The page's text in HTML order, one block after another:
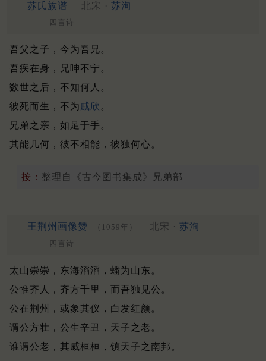
苏氏族谱 北宋 · 苏洵
四言诗
吾父之子，今为吾兄。
吾疾在身，兄呻不宁。
数世之后，不知何人。
彼死而生，不为 戚欣 。
兄弟之亲，如足于手。
其能几何，彼不相能，彼独何心。
按： 整理自《古今图书集成》兄弟部
王荆州画像赞 （1059年） 北宋 · 苏洵
四言诗
太山崇崇，东海滔滔，蟠为山东。
公惟齐人，齐方千里，而吾独见公。
公在荆州，或象其仪，白发红颜。
谓公方壮，公生辛丑，天子之老。
谁谓公老，其威桓桓，镇天子之南邦。